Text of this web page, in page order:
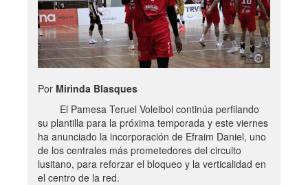
Por Mirinda Blasques
El Pamesa Teruel Voleibol continúa perfilando
su plantilla para la próxima temporada y este viernes
ha anunciado la incorporación de Efraim Daniel, uno
de los centrales más prometedores del circuito
lusitano, para reforzar el bloqueo y la verticalidad en
el centro de la red.